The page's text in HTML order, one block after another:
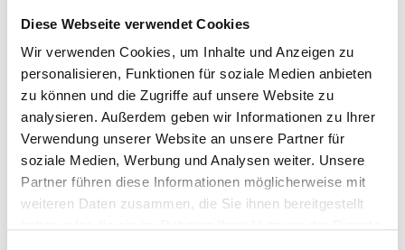
Diese Webseite verwendet Cookies
Wir verwenden Cookies, um Inhalte und Anzeigen zu
personalisieren, Funktionen für soziale Medien anbieten
zu können und die Zugriffe auf unsere Website zu
analysieren. Außerdem geben wir Informationen zu Ihrer
Verwendung unserer Website an unsere Partner für
soziale Medien, Werbung und Analysen weiter. Unsere
Partner führen diese Informationen möglicherweise mit
weiteren Daten zusammen, die Sie ihnen bereitgestellt
Während der Fahrt in einem Rettungswagen hat ein